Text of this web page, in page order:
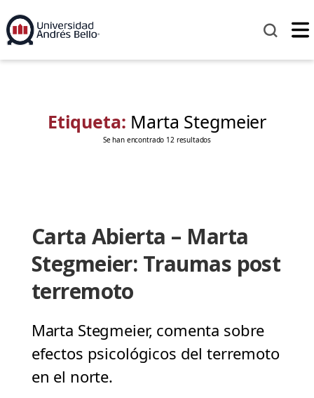
Etiqueta: Marta Stegmeier
Se han encontrado 12 resultados
Carta Abierta – Marta
Stegmeier: Traumas post
terremoto
Marta Stegmeier, comenta sobre
efectos psicológicos del terremoto
en el norte.